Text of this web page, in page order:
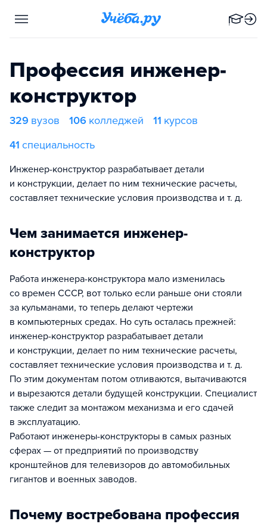
Профессия инженер-
конструктор
329 вузов 106 колледжей 11 курсов
41 специальность
Инженер-конструктор разрабатывает детали
и конструкции, делает по ним технические расчеты,
составляет технические условия производства и т. д.
Чем занимается инженер-
конструктор
Работа инженера-конструктора мало изменилась
со времен СССР, вот только если раньше они стояли
за кульманами, то теперь делают чертежи
в компьютерных средах. Но суть осталась прежней:
инженер-конструктор разрабатывает детали
и конструкции, делает по ним технические расчеты,
составляет технические условия производства и т. д.
По этим документам потом отливаются, вытачиваются
и вырезаются детали будущей конструкции. Специалист
также следит за монтажом механизма и его сдачей
в эксплуатацию.
Работают инженеры-конструкторы в самых разных
сферах — от предприятий по производству
кронштейнов для телевизоров до автомобильных
гигантов и военных заводов.
Почему востребована профессия